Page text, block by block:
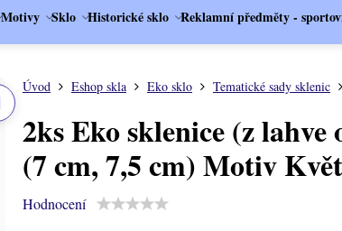
Motivy Sklo Historické sklo Reklamní předměty -
Úvod Eshop skla Eko sklo Tematické sady sklenic
2ks Eko sklenice (z
(7 cm, 7,5 cm) Motiv
Hodnocení